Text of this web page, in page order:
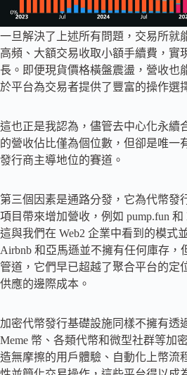
一旦解決了上述所有問題，交易所就
高頻、大額交易收取小額手續費，實
長。即便現貨價格橫盤震盪，營收也
於平台為交易者提供了豐富的操作選
這也正是我認為，儘管去中心化永續
的營收佔比僅為個位數，但卻是唯一
發行商主導地位的賽道。
第三個因素是通路分發，它為代幣發
項目帶來增加營收，例如 pump.fun 和
這與我們在 Web2 企業中看到的模式
Airbnb 和亞馬遜並不擁有任何庫存，
管道，它們早已超越了聚合平台的定
供應的邊際成本。
加密代幣發行基礎設施同樣不擁有透
Meme 幣、各類代幣和微型社群等加
造無摩擦的用戶體驗、自動化上幣流